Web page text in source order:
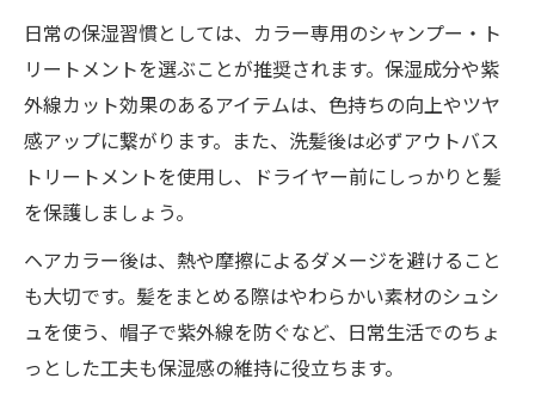
乾燥時期の髪に最適な保湿ケアテクニック
髪の潤いを守るための毎日ケアポイント
毎日の保湿ケアでヘアカラー長持ちを目指す
ヘアカラーを長持ちさせる保湿ケアの習慣
髪の色落ちを防ぐ毎日トリートメント術
保湿感維持でヘアカラーの輝きを長持ち
髪とヘアカラーのための毎日ケアポイント
日常に取り入れやすい保湿ケア実践法
日常の保湿習慣としては、カラー専用のシャンプー・ト
リートメントを選ぶことが推奨されます。保湿成分や紫
外線カット効果のあるアイテムは、色持ちの向上やツヤ
感アップに繋がります。また、洗髪後は必ずアウトバス
トリートメントを使用し、ドライヤー前にしっかりと髪
を保護しましょう。
ヘアカラー後は、熱や摩擦によるダメージを避けること
も大切です。髪をまとめる際はやわらかい素材のシュシ
ュを使う、帽子で紫外線を防ぐなど、日常生活でのちょ
っとした工夫も保湿感の維持に役立ちます。